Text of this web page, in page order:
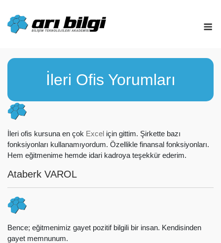
content
İleri Ofis Yorumları
İleri ofis kursuna en çok Excel için gittim. Şirkette bazı
fonksiyonları kullanamıyordum. Özellikle finansal fonksiyonları.
Hem eğitmenime hemde idari kadroya teşekkür ederim.
Ataberk VAROL
Bence; eğitmenimiz gayet pozitif bilgili bir insan. Kendisinden
gayet memnunum.